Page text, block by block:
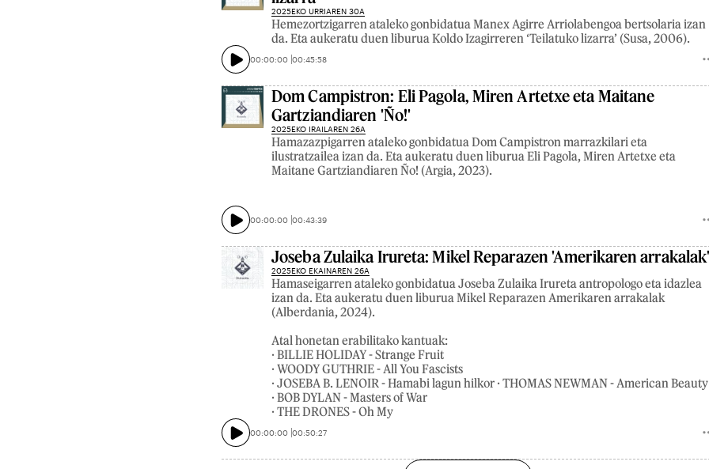
2025EKO URRIAREN 30A
Hemezortzigarren ataleko gonbidatua Manex Agirre Arriolabengoa bertsolaria izan
da. Eta aukeratu duen liburua Koldo Izagirreren ‘Teilatuko lizarra’ (Susa, 2006).
00:00:00 00:45:58
Dom Campistron: Eli Pagola, Miren Artetxe eta Maitane
Gartziandiaren 'Ño!'
2025EKO IRAILAREN 26A
Hamazazpigarren ataleko gonbidatua Dom Campistron marrazkilari eta
ilustratzailea izan da. Eta aukeratu duen liburua Eli Pagola, Miren Artetxe eta
Maitane Gartziandiaren Ño! (Argia, 2023).
00:00:00 00:43:39
Joseba Zulaika Irureta: Mikel Reparazen 'Amerikaren
2025EKO EKAINAREN 26A
Hamaseigarren ataleko gonbidatua Joseba Zulaika Irureta antropologo eta idazlea
izan da. Eta aukeratu duen liburua Mikel Reparazen Amerikaren arrakalak
(Alberdania, 2024).
Atal honetan erabilitako kantuak:
· BILLIE HOLIDAY - Strange Fruit
· WOODY GUTHRIE - All You Fascists
· JOSEBA B. LENOIR - Hamabi lagun hilkor · THOMAS NEWMAN - American Beauty
· BOB DYLAN - Masters of War
· THE DRONES - Oh My
00:00:00 00:50:27